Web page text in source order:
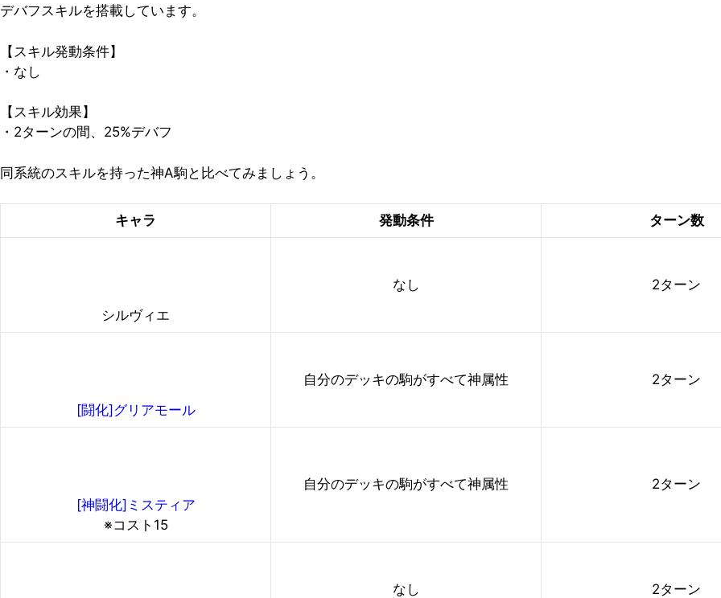
デバフスキルを搭載しています。
【スキル発動条件】
・なし
【スキル効果】
・2ターンの間、25%デバフ
同系統のスキルを持った神A駒と比べてみましょう。
キャラ 発動条件 ターン数
シルヴィエ
なし 2ターン
[闘化]グリアモール
自分のデッキの駒がすべて神属性 2ターン
[神闘化]ミスティア
※コスト15
自分のデッキの駒がすべて神属性 2ターン
なし 2ターン